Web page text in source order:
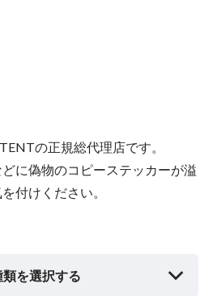
の正規総代理店です。
に偽物のコピーステッカーが溢
付けください。
類を選択する